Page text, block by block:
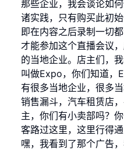
那些企业，我会谈论如
诸实践，只有购买此初
即在内容之后录制一切
才能参加这个直播会议
的当地企业。店主们，
叫做Expo，你们知道，
有很多当地企业，很多
销售漏斗，汽车租赁店
主，你们有小卖部吗？
客路过这里，这里行得
嘿，我看到了那个广告